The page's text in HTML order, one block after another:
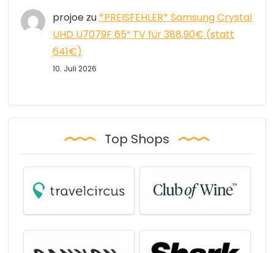
projoe zu *PREISFEHLER* Samsung Crystal
UHD U7079F 65“ TV für 388,90€ (statt
641€)
10. Juli 2026
Top Shops